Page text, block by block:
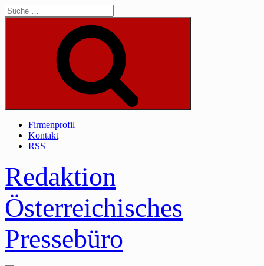
Skip
to
Suche
Firmenprofil
Kontakt
RSS
Redaktion
Österreichisches
Pressebüro